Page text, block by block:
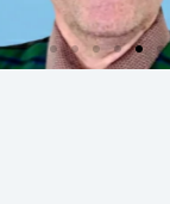
להכיר את דוד